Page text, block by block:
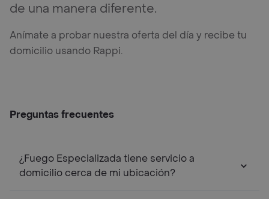
de una manera diferente.
Anímate a probar nuestra oferta del día y recibe tu
domicilio usando Rappi.
Preguntas frecuentes
¿Fuego Especializada tiene servicio a
domicilio cerca de mi ubicación?